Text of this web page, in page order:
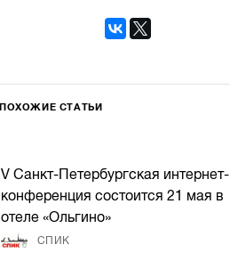
ПОХОЖИЕ СТАТЬИ
V Санкт-Петербургская интернет-
конференция состоится 21 мая в
отеле «Ольгино»
СПИК